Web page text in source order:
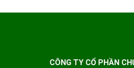
CÔNG TY CỔ PHẦN